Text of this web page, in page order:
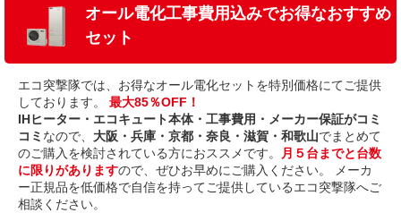
オール電化工事費用込みでお得なおすすめ
セット
エコ突撃隊では、お得なオール電化セットを特別価格にてご提供
しております。 最大85％OFF！
IHヒーター・エコキュート本体・工事費用・メーカー保証がコミ
コミ なので、 大阪・兵庫・京都・奈良・滋賀・和歌山でまとめて
のご購入を検討されている方におススメです。
月５台までと台数
に限りがありますので、ぜひお早めにご購入ください。 メーカ
ー正規品を低価格で自信を持ってご提供しているエコ突撃隊へご
相談ください。